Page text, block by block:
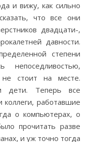
и вижу, как сильно
что все они
двадцати-,
давности.
степени
непоседливостью,
стоит на месте.
дети. Теперь все
коллеги, работавшие
о компьютерах, о
прочитать разве
и уж точно тогда